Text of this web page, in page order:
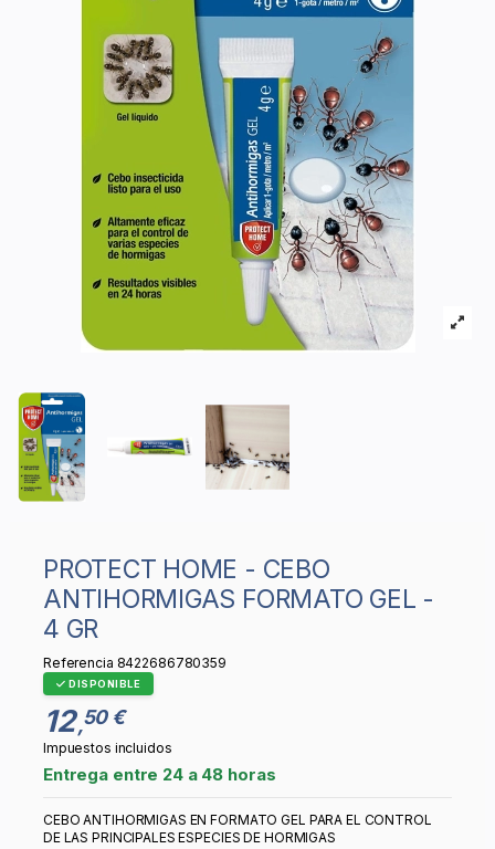
PROTECT HOME - CEBO
ANTIHORMIGAS FORMATO GEL -
4 GR
Referencia 8422686780359
DISPONIBLE
12,50 €
Impuestos incluidos
Entrega entre 24 a 48 horas
CEBO ANTIHORMIGAS EN FORMATO GEL PARA EL CONTROL
DE LAS PRINCIPALES ESPECIES DE HORMIGAS